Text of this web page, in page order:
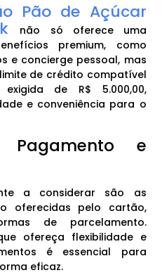
Pão de Açúcar
não só oferece uma
premium, como
e concierge pessoal, mas
de crédito compatível
de R$ 5.000,00,
e conveniência para o
Pagamento e
a considerar são as
oferecidas pelo cartão,
de parcelamento.
ofereça flexibilidade e
é essencial para
eficaz.